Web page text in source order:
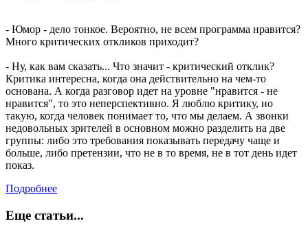
- Юмор - дело тонкое. Вероятно, не всем программа нравится?
Много критических откликов приходит?
- Ну, как вам сказать... Что значит - критический отклик?
Критика интересна, когда она действительно на чем-то
основана. А когда разговор идет на уровне "нравится - не
нравится", то это неперспективно. Я люблю критику, но
такую, когда человек понимает то, что мы делаем. А звонки
недовольных зрителей в основном можно разделить на две
группы: либо это требования показывать передачу чаще и
больше, либо претензии, что не в то время, не в тот день идет
показ.
Подробнее
Еще статьи...